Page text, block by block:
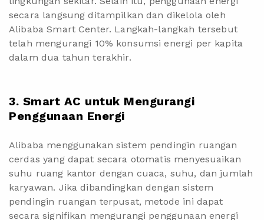
secara langsung ditampilkan dan dikelola oleh
Alibaba Smart Center. Langkah-langkah tersebut
telah mengurangi 10% konsumsi energi per kapita
dalam dua tahun terakhir.
3. Smart AC untuk Mengurangi
Penggunaan Energi
Alibaba menggunakan sistem pendingin ruangan
cerdas yang dapat secara otomatis menyesuaikan
suhu ruang kantor dengan cuaca, suhu, dan jumlah
karyawan. Jika dibandingkan dengan sistem
pendingin ruangan terpusat, metode ini dapat
secara signifikan mengurangi penggunaan energi